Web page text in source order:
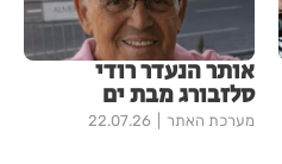
אותר הנעדר רודי
סלזבורג מבת ים
מערכת האתר 22.07.26